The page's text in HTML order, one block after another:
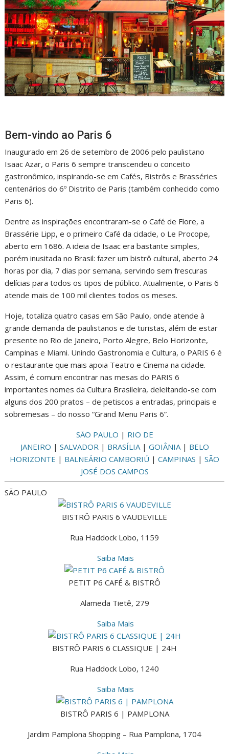
Bem-vindo ao Paris 6
Inaugurado em 26 de setembro de 2006 pelo paulistano
Isaac Azar, o Paris 6 sempre transcendeu o conceito
gastronômico, inspirando-se em Cafés, Bistrôs e Brasséries
centenários do 6º Distrito de Paris (também conhecido como
Paris 6).
Dentre as inspirações encontraram-se o Café de Flore, a
Brassérie Lipp, e o primeiro Café da cidade, o Le Procope,
aberto em 1686. A ideia de Isaac era bastante simples,
porém inusitada no Brasil: fazer um bistrô cultural, aberto 24
horas por dia, 7 dias por semana, servindo sem frescuras
delícias para todos os tipos de público. Atualmente, o Paris 6
atende mais de 100 mil clientes todos os meses.
Hoje, totaliza quatro casas em São Paulo, onde atende à
grande demanda de paulistanos e de turistas, além de estar
presente no Rio de Janeiro, Porto Alegre, Belo Horizonte,
Campinas e Miami. Unindo Gastronomia e Cultura, o PARIS 6 é
o restaurante que mais apoia Teatro e Cinema na cidade.
Assim, é comum encontrar nas mesas do PARIS 6
importantes nomes da Cultura Brasileira, deleitando-se com
alguns dos 200 pratos – de petiscos a entradas, principais e
sobremesas – do nosso “Grand Menu Paris 6”.
SÃO PAULO | RIO DE
JANEIRO | SALVADOR | BRASÍLIA| GOIÂNIA| BELO
HORIZONTE | BALNEÁRIO CAMBORIÚ | CAMPINAS | SÃO
JOSÉ DOS CAMPOS
SÃO PAULO
BISTRÔ PARIS 6 VAUDEVILLE
Rua Haddock Lobo, 1159
Saiba Mais
PETIT P6 CAFÉ & BISTRÔ
Alameda Tietê, 279
Saiba Mais
BISTRÔ PARIS 6 CLASSIQUE | 24H
Rua Haddock Lobo, 1240
Saiba Mais
BISTRÔ PARIS 6 | PAMPLONA
Jardim Pamplona Shopping – Rua Pamplona, 1704